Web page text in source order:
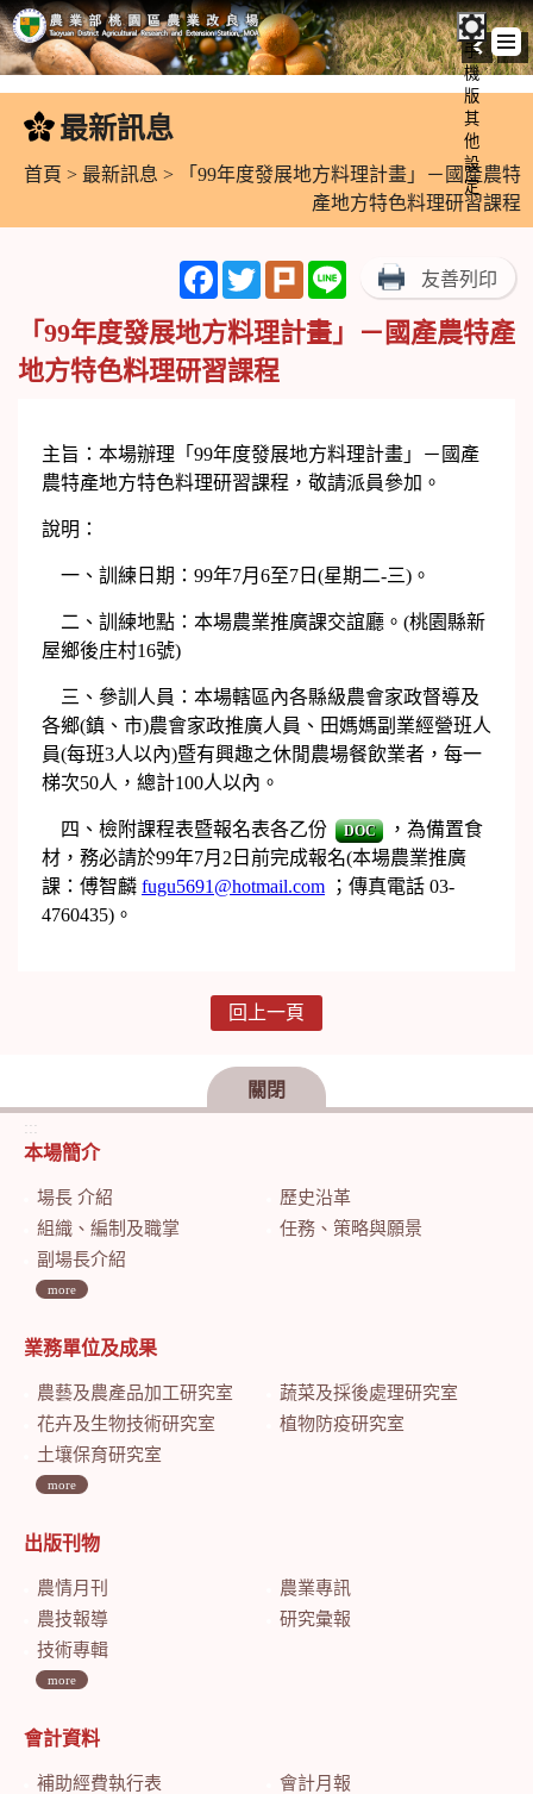
跳
容
手
機
版
其
他
設
定
最新訊息
首頁 > 最新訊息 > 「99年度發展地方料理計畫」－國產農特
產地方特色料理研習課程
FacebookTwitterPlurk Line 友善列印
「99年度發展地方料理計畫」－國產農特產
地方特色料理研習課程
主旨：本場辦理「99年度發展地方料理計畫」－國產
農特產地方特色料理研習課程，敬請派員參加。
說明：
一、訓練日期：99年7月6至7日(星期二-三)。
二、訓練地點：本場農業推廣課交誼廳。(桃園縣新
屋鄉後庄村16號)
三、參訓人員：本場轄區內各縣級農會家政督導及
各鄉(鎮、市)農會家政推廣人員、田媽媽副業經營班人
員(每班3人以內)暨有興趣之休閒農場餐飲業者，每一
梯次50人，總計100人以內。
四、檢附課程表暨報名表各乙份 DOC
，為備置食
材，務必請於99年7月2日前完成報名(本場農業推廣
課：傅智麟 fugu5691@hotmail.com ；傳真電話 03-
4760435)。
回上一頁
關閉
:::
本場簡介
場長 介紹
歷史沿革
組織、編制及職掌
任務、策略與願景
副場長介紹
more
業務單位及成果
農藝及農產品加工研究室
蔬菜及採後處理研究室
花卉及生物技術研究室
植物防疫研究室
土壤保育研究室
more
出版刊物
農情月刊
農業專訊
農技報導
研究彙報
技術專輯
more
會計資料
補助經費執行表
會計月報